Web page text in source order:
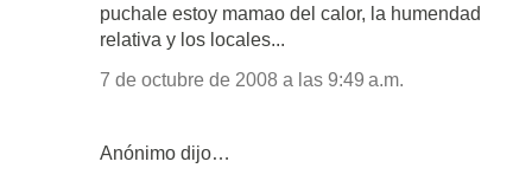
puchale estoy mamao del calor, la humendad
relativa y los locales...
7 de octubre de 2008 a las 9:49 a.m.
Anónimo dijo…